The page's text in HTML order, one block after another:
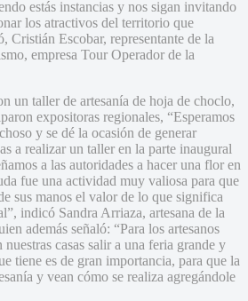
estás instancias y nos sigan invitando
los atractivos del territorio que
Cristián Escobar, representante de la
empresa Tour Operador de la
un taller de artesanía de hoja de choclo,
expositoras regionales, “Esperamos
y se dé la ocasión de generar
a realizar un taller en la parte inaugural
a las autoridades a hacer una flor en
fue una actividad muy valiosa para que
sus manos el valor de lo que significa
indicó Sandra Arriaza, artesana de la
además señaló: “Para los artesanos
casas salir a una feria grande y
tiene es de gran importancia, para que la
y vean cómo se realiza agregándole